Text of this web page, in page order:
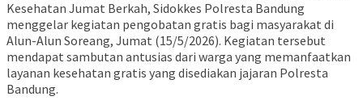
Kesehatan Jumat Berkah, Sidokkes Polresta Bandung
menggelar kegiatan pengobatan gratis bagi masyarakat di
Alun-Alun Soreang, Jumat (15/5/2026). Kegiatan tersebut
mendapat sambutan antusias dari warga yang memanfaatkan
layanan kesehatan gratis yang disediakan jajaran Polresta
Bandung.